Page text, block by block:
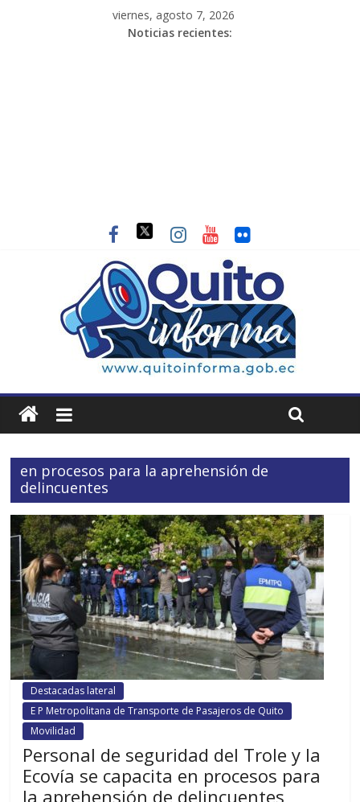
viernes, agosto 7, 2026
Noticias recientes:
en procesos para la aprehensión de
delincuentes
Destacadas lateral
E P Metropolitana de Transporte de Pasajeros de Quito
Movilidad
Personal de seguridad del Trole y la
Ecovía se capacita en procesos para
la aprehensión de delincuentes